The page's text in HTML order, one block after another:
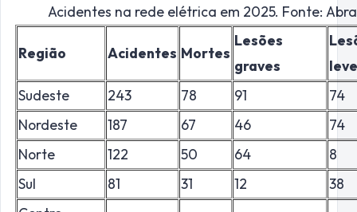
Acidentes na rede elétrica em 2025. Fonte:
Região Acidentes Mortes
Lesões
graves
Sudeste
243 78 91
74
Nordeste
187 67 46
74
Norte
122 50 64
8
Sul
81 31 12
38